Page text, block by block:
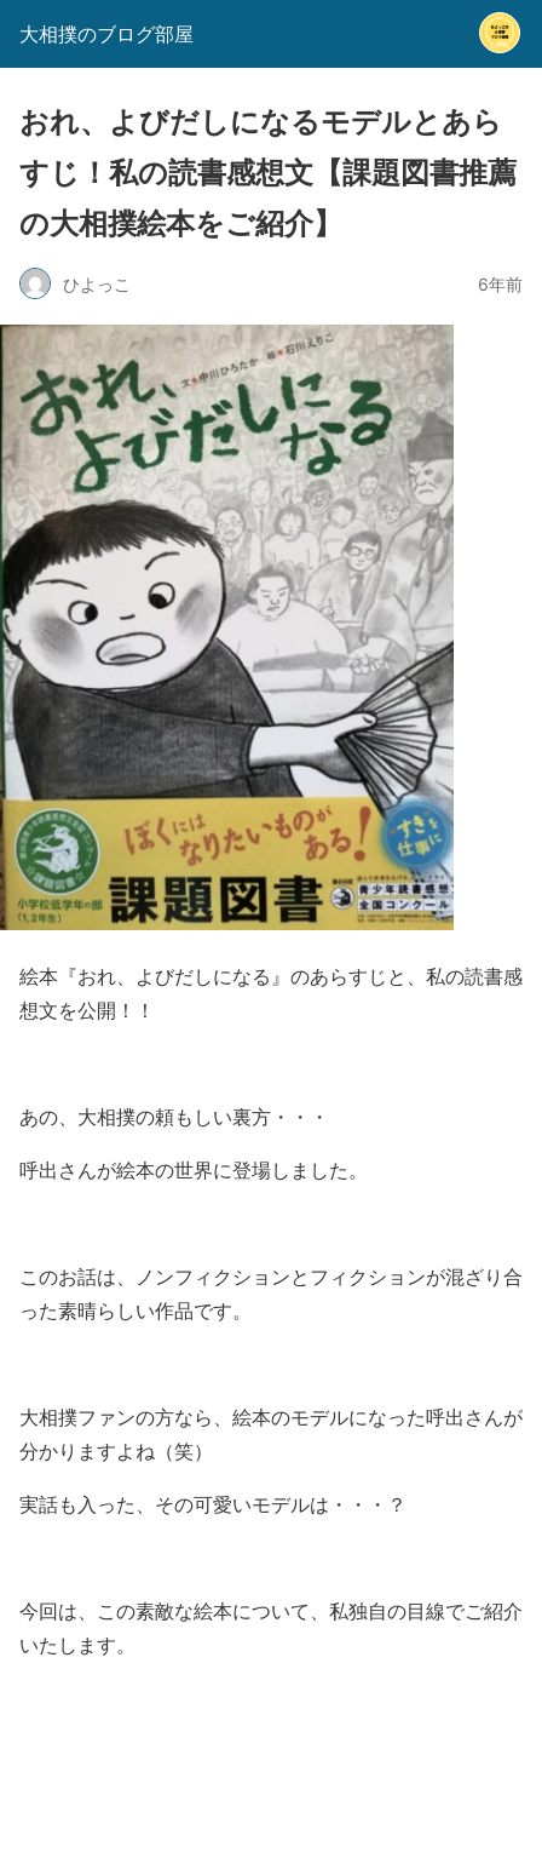
大相撲のブログ部屋
おれ、よびだしになるモデルとあら
すじ！私の読書感想文【課題図書推薦
の大相撲絵本をご紹介】
ひよっこ 6年前
絵本『おれ、よびだしになる』のあらすじと、私の読書感
想文を公開！！
あの、大相撲の頼もしい裏方・・・
呼出さんが絵本の世界に登場しました。
このお話は、ノンフィクションとフィクションが混ざり合
った素晴らしい作品です。
大相撲ファンの方なら、絵本のモデルになった呼出さんが
分かりますよね（笑）
実話も入った、その可愛いモデルは・・・？
今回は、この素敵な絵本について、私独自の目線でご紹介
いたします。